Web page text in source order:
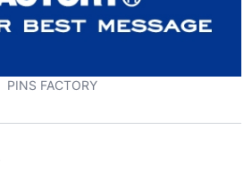
PINS FACTORY